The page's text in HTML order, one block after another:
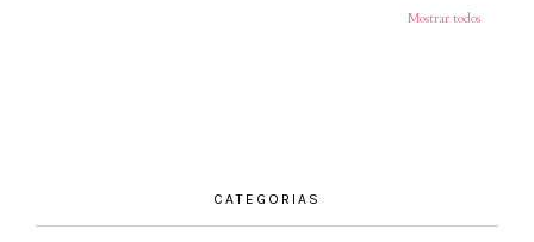
Mostrar todos
CATEGORIAS